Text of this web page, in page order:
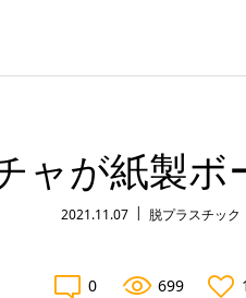
ャが紙製
2021.11.07 脱プラスチック
0 699 1